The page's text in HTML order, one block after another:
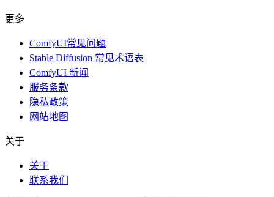
更多
ComfyUI常见问题
Stable Diffusion 常见术语表
ComfyUI 新闻
服务条款
隐私政策
网站地图
关于
关于
联系我们